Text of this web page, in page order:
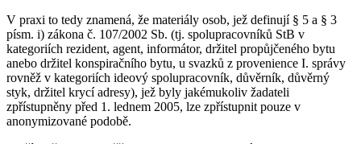
V praxi to tedy znamená, že materiály osob, jež definují § 5 a § 3
písm. i) zákona č. 107/2002 Sb. (tj. spolupracovníků StB v
kategoriích rezident, agent, informátor, držitel propůjčeného bytu
anebo držitel konspiračního bytu, u svazků z provenience I. správy
rovněž v kategoriích ideový spolupracovník, důvěrník, důvěrný
styk, držitel krycí adresy), jež byly jakémukoliv žadateli
zpřístupněny před 1. lednem 2005, lze zpřístupnit pouze v
anonymizované podobě.